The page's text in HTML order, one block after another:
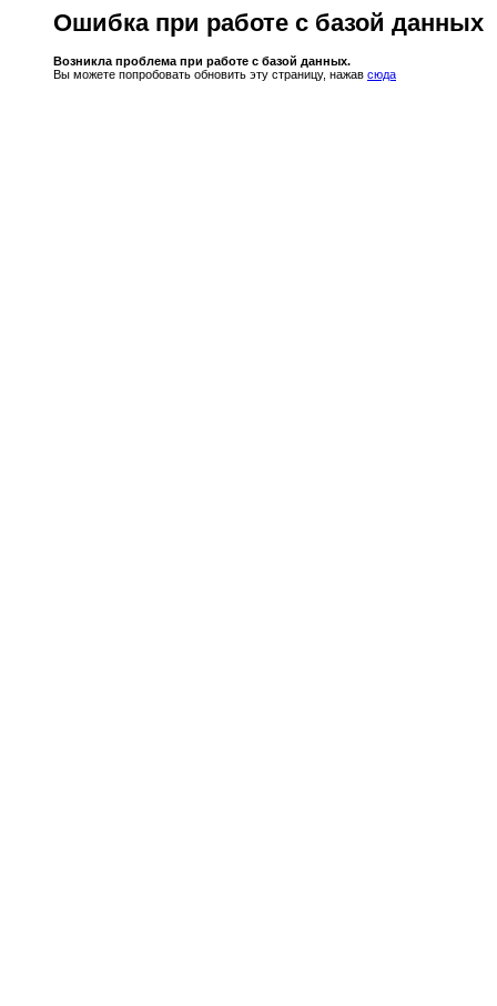
Ошибка при работе с базой данных
Возникла проблема при работе с базой данных.
Вы можете попробовать обновить эту страницу, нажав сюда